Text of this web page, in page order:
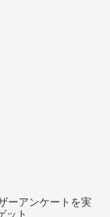
ーアンケートを実
ット